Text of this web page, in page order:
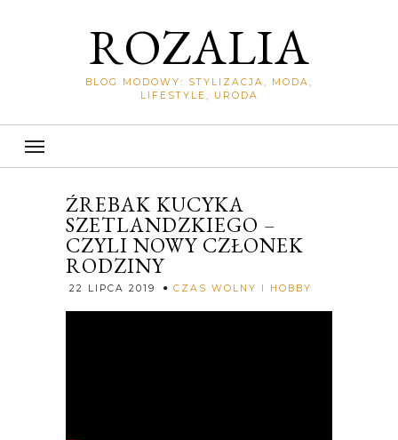
ROZALIA
BLOG MODOWY: STYLIZACJA, MODA,
LIFESTYLE, URODA
ŹREBAK KUCYKA
SZETLANDZKIEGO –
CZYLI NOWY CZŁONEK
RODZINY
22 LIPCA 2019 CZAS WOLNY I HOBBY